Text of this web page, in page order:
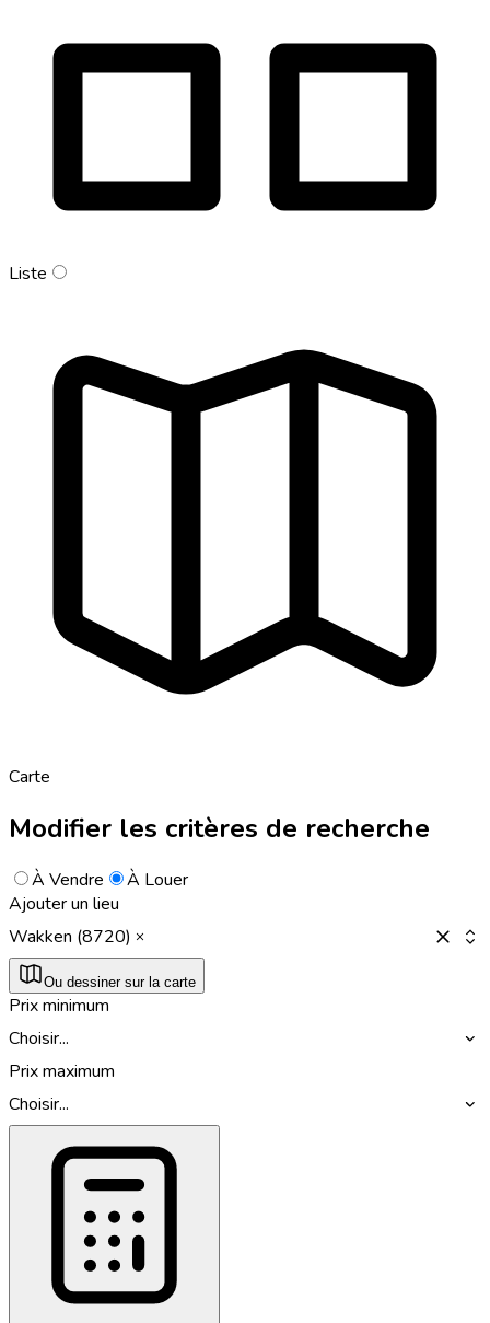
Liste
Carte
Modifier les critères de recherche
À Vendre
À Louer
Ajouter un lieu
Wakken (8720)
Ou dessiner sur la carte
Prix minimum
Choisir...
Prix maximum
Choisir...